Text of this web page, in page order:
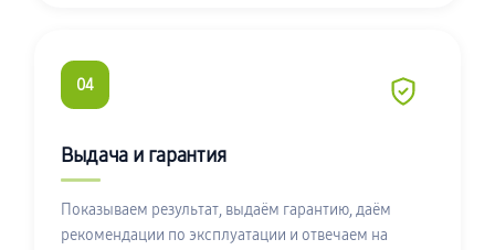
04
Выдача и гарантия
Показываем результат, выдаём гарантию, даём
рекомендации по эксплуатации и отвечаем на